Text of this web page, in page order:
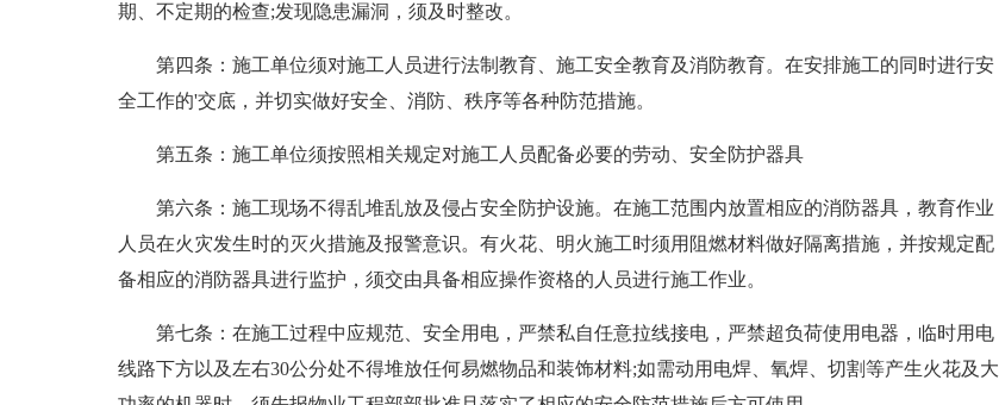
期、不定期的检查;发现隐患漏洞，须及时整改。
第四条：施工单位须对施工人员进行法制教育、施工安全教育及消防教育。在安排施工的同时进行安
全工作的'交底，并切实做好安全、消防、秩序等各种防范措施。
第五条：施工单位须按照相关规定对施工人员配备必要的劳动、安全防护器具
第六条：施工现场不得乱堆乱放及侵占安全防护设施。在施工范围内放置相应的消防器具，教育作业
人员在火灾发生时的灭火措施及报警意识。有火花、明火施工时须用阻燃材料做好隔离措施，并按规定配
备相应的消防器具进行监护，须交由具备相应操作资格的人员进行施工作业。
第七条：在施工过程中应规范、安全用电，严禁私自任意拉线接电，严禁超负荷使用电器，临时用电
线路下方以及左右30公分处不得堆放任何易燃物品和装饰材料;如需动用电焊、氧焊、切割等产生火花及大